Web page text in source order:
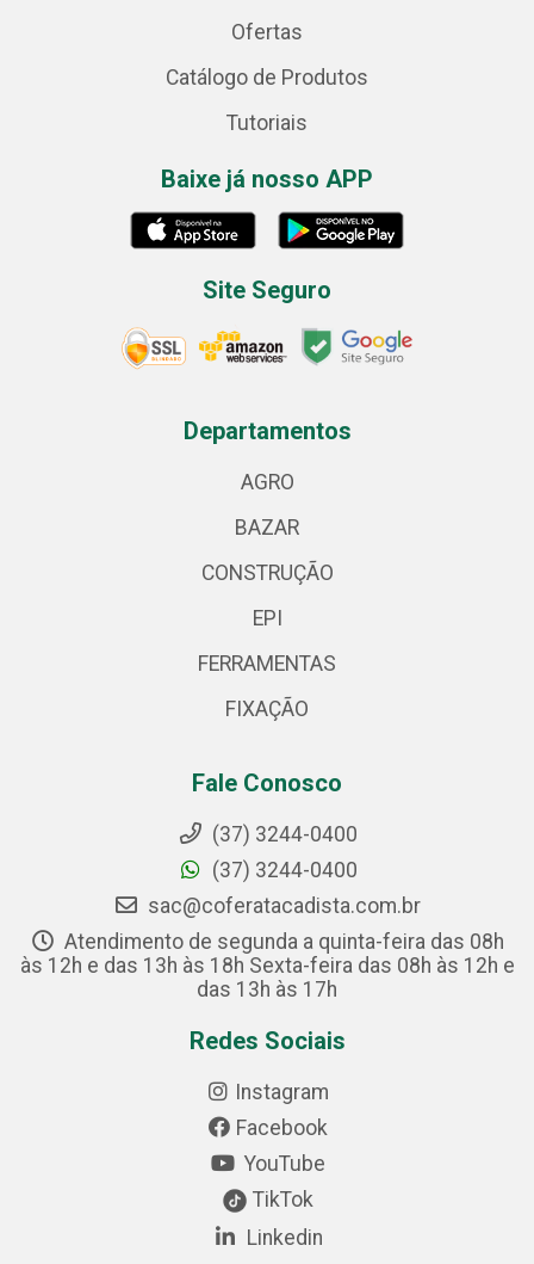
Ofertas
Catálogo de Produtos
Tutoriais
Baixe já nosso APP
Site Seguro
Departamentos
AGRO
BAZAR
CONSTRUÇÃO
EPI
FERRAMENTAS
FIXAÇÃO
Fale Conosco
(37) 3244-0400
(37) 3244-0400
sac@coferatacadista.com.br
Atendimento de segunda a quinta-feira das 08h
às 12h e das 13h às 18h Sexta-feira das 08h às 12h e
das 13h às 17h
Redes Sociais
Instagram
Facebook
YouTube
TikTok
Linkedin